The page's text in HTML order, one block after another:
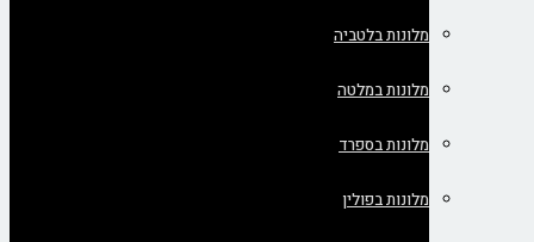
מלונות בלטביה
מלונות במלטה
מלונות בספרד
מלונות בפולין